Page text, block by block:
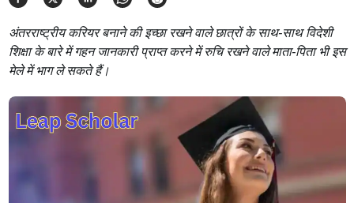
अंतरराष्ट्रीय करियर बनाने की इच्छा रखने वाले छात्रों के साथ-साथ विदेशी
शिक्षा के बारे में गहन जानकारी प्राप्त करने में रुचि रखने वाले माता-पिता भी इस
मेले में भाग ले सकते हैं।